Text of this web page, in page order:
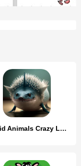
Hybrid Animals Crazy Lab Quiz